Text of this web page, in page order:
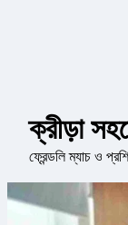
ক্রীড়া
ফ্রেন্ডলি ম্যাচ ও